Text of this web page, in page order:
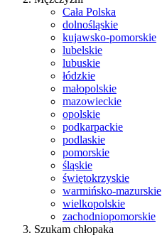
Cała Polska
dolnośląskie
kujawsko-pomorskie
lubelskie
lubuskie
łódzkie
małopolskie
mazowieckie
opolskie
podkarpackie
podlaskie
pomorskie
śląskie
świętokrzyskie
warmińsko-mazurskie
wielkopolskie
zachodniopomorskie
Szukam chłopaka